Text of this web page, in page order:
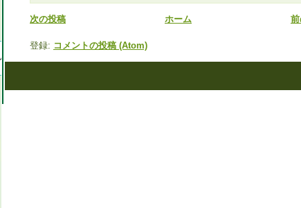
次の投稿 ホーム
登録: コメントの投稿 (Atom)